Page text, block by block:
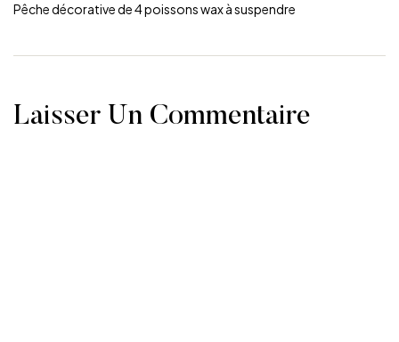
Pêche décorative de 4 poissons wax à suspendre
Laisser Un Commentaire